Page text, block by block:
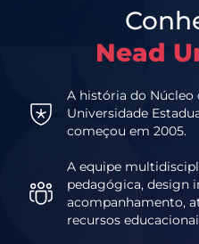
Nead
A história do Núcleo
Universidade
começou em 2005.
A equipe
pedagógica, design
acompanhamento,
recursos